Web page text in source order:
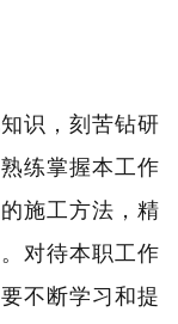
识，刻苦钻研
练掌握本工作
施工方法，精
对待本职工作
不断学习和提